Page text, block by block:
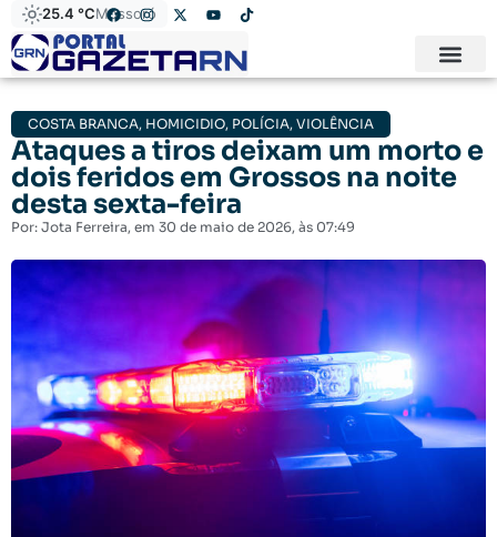
25.4 °CMossoró
COSTA BRANCA, HOMICIDIO, POLÍCIA, VIOLÊNCIA
Ataques a tiros deixam um morto e
dois feridos em Grossos na noite
desta sexta-feira
Por: Jota Ferreira, em 30 de maio de 2026, às 07:49